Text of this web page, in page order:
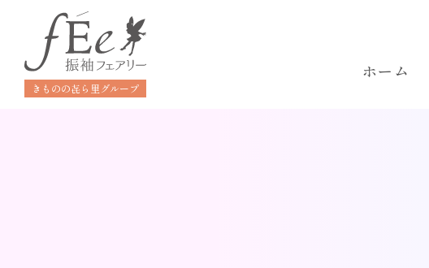
きものの㐂ら里グループ
ホーム